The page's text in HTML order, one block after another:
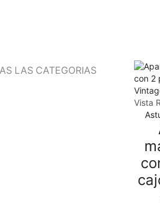
Vista
LAS CATEGORIAS